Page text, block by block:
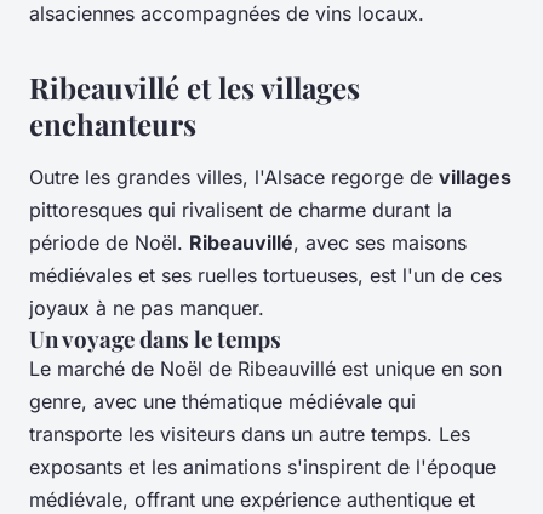
alsaciennes accompagnées de vins locaux.
Ribeauvillé et les villages
enchanteurs
Outre les grandes villes, l'Alsace regorge de villages
pittoresques qui rivalisent de charme durant la
période de Noël. Ribeauvillé, avec ses maisons
médiévales et ses ruelles tortueuses, est l'un de ces
joyaux à ne pas manquer.
Un voyage dans le temps
Le marché de Noël de Ribeauvillé est unique en son
genre, avec une thématique médiévale qui
transporte les visiteurs dans un autre temps. Les
exposants et les animations s'inspirent de l'époque
médiévale, offrant une expérience authentique et